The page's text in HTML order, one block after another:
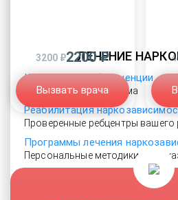
ЛЕЧЕНИЕ
Купирование абстиненции
Курс в клинике или дома
Реабилитация
Проверенные ребцентры вашего
Программы лечения
Персональные методики при
Мероприятия детоксикации
Быстрое облегчение состояния
3200 ₽2200 ₽
Вызвать врача